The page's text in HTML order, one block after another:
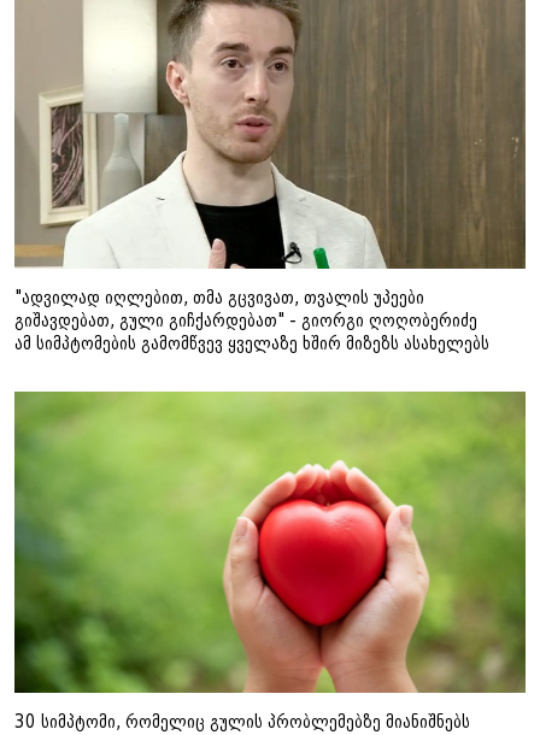
"ადვილად იღლებით, თმა გცვივათ, თვალის უპეები
გიშავდებათ, გული გიჩქარდებათ" - გიორგი ღოღობერიძე
ამ სიმპტომების გამომწვევ ყველაზე ხშირ მიზეზს ასახელებს
30 სიმპტომი, რომელიც გულის პრობლემებზე მიანიშნებს